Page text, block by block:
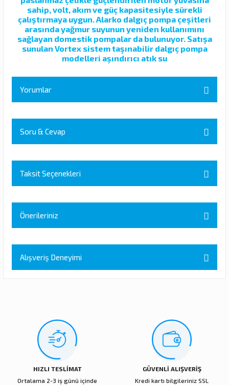
sahip, volt, akım ve güç kapasitesiyle sürekli
çalıştırmaya uygun. Alarko dalgıç pompa çeşitleri
arasında yağmur suyunun yeniden kullanımını
sağlayan domestik pompalar da bulunuyor. Satışa
sunulan Vortex sistem taşınabilir dalgıç pompa
modelleri aşındırıcı atık su
Yorumlar
Yorum Yaz
Soru & Cevap
Ürün hakkında henüz soru sorulmamış.
Soru Sor
Taksit Seçenekleri
Önerileriniz
tarafımıza iletebilirsiniz.
Görüş ve önerileriniz için teşekkür ederiz.
Ürün bilgilerinde hatalar bulunuyor.
Ürün fiyatı diğer sitelerden daha pahalı.
Bu ürüne benzer farklı alternatifler olmalı.
Alışveriş Deneyimi
HIZLI TESLİMAT
Ortalama 2-3 iş günü içinde
GÜVENLİ ALIŞVERİŞ
Kredi kartı bilgileriniz SSL